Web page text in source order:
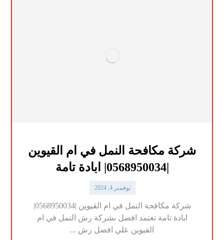
شركة مكافحة النمل في ام القيوين
|0568950034| ابادة تامة
نوفمبر 4, 2024
شركة مكافحة النمل في ام القيوين |0568950034|
ابادة تامة تعتمد افضل ىشركة رش النمل في ام
القيوين علي افضل رش ...